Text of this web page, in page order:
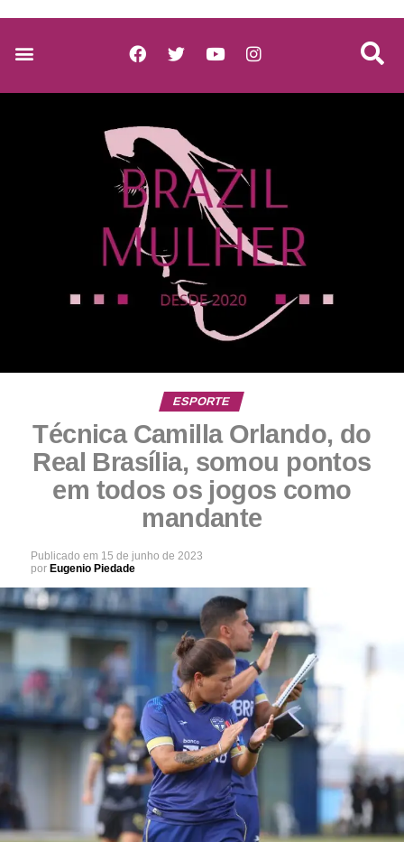
ESPORTE
Técnica Camilla Orlando, do
Real Brasília, somou pontos
em todos os jogos como
mandante
Publicado em 15 de junho de 2023
por Eugenio Piedade